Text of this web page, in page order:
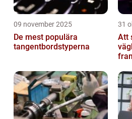
09 november 2025
De mest populära
tangentbordstyperna
31
Att